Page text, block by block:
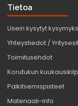
Tietoa
Usein kysytyt
Yhteystiedot /
Toimitusehdot
Korutukun
Palkitsemispisteet
Materiaali-info